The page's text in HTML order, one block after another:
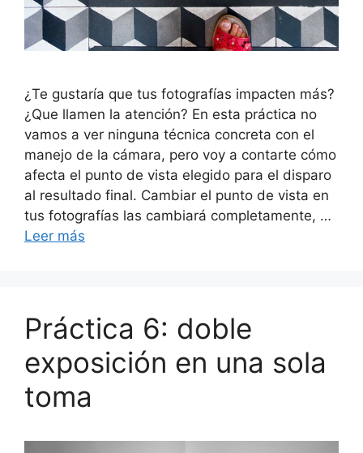
¿Te gustaría que tus fotografías impacten más?
¿Que llamen la atención? En esta práctica no
vamos a ver ninguna técnica concreta con el
manejo de la cámara, pero voy a contarte cómo
afecta el punto de vista elegido para el disparo
al resultado final. Cambiar el punto de vista en
tus fotografías las cambiará completamente, …
Leer más
Práctica 6: doble
exposición en una sola
toma